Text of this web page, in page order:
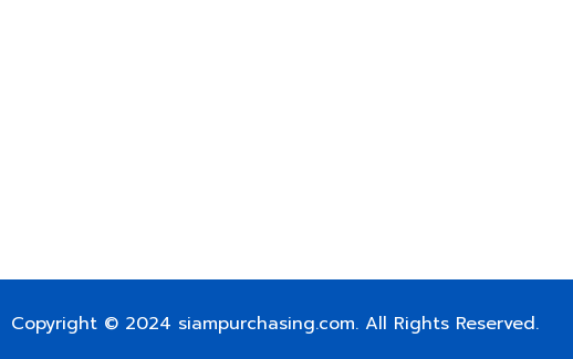
Copyright © 2024 siampurchasing.com. All Rights Reserved.